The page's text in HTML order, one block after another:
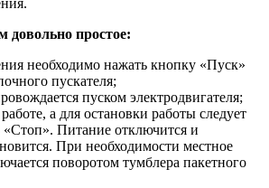
довольно простое:
необходимо нажать кнопку «Пуск»
пускателя;
пуском электродвигателя;
а для остановки работы следует
Питание отключится и
При необходимости местное
поворотом тумблера пакетного